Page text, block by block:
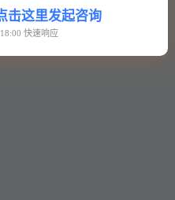
击这里发起咨询
快速响应